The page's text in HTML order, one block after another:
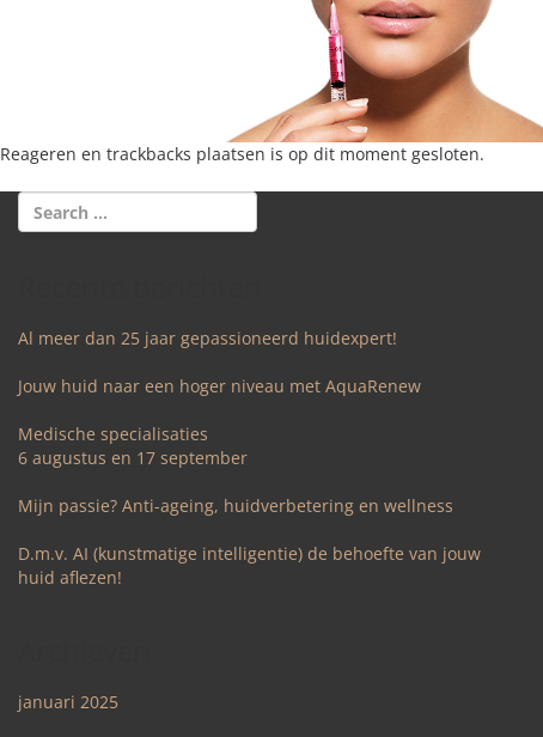
Reageren en trackbacks plaatsen is op dit moment gesloten.
Al meer dan 25 jaar gepassioneerd huidexpert!
Jouw huid naar een hoger niveau met AquaRenew
Medische specialisaties
6 augustus en 17 september
Mijn passie? Anti-ageing, huidverbetering en wellness
D.m.v. AI (kunstmatige intelligentie) de behoefte van jouw
huid aflezen!
januari 2025